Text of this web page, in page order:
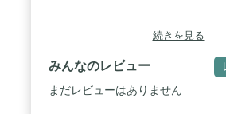
続きを見る
みんなのレビュー
まだレビューはありません